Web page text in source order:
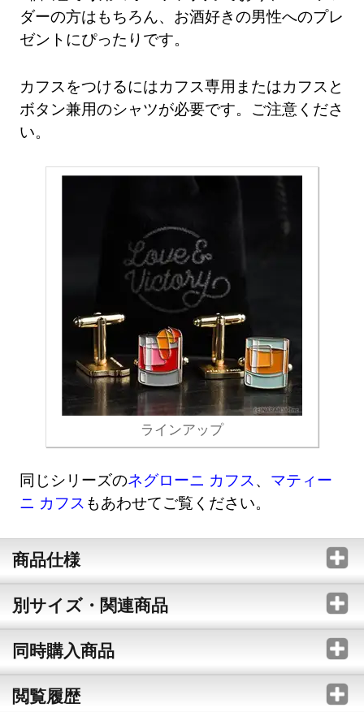
ダーの方はもちろん、お酒好きの男性へのプレ
ゼントにぴったりです。
カフスをつけるにはカフス専用またはカフスと
ボタン兼用のシャツが必要です。ご注意くださ
い。
ラインアップ
同じシリーズのネグローニ カフス、 マティー
ニ カフス もあわせてご覧ください。
商品仕様
別サイズ・関連商品
同時購入商品
閲覧履歴